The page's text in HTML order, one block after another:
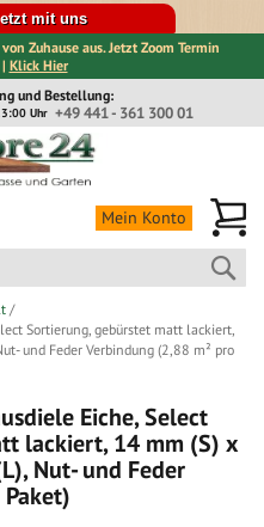
mit uns
Zuhause aus. Jetzt Zoom Termin
Klick Hier
und Bestellung:
+49 441 - 361 300 01
Uhr
Mein Konto
Sortierung, gebürstet matt lackiert,
und Feder Verbindung (2,88 m² pro
Eiche, Select
lackiert, 14 mm (S) x
Nut- und Feder